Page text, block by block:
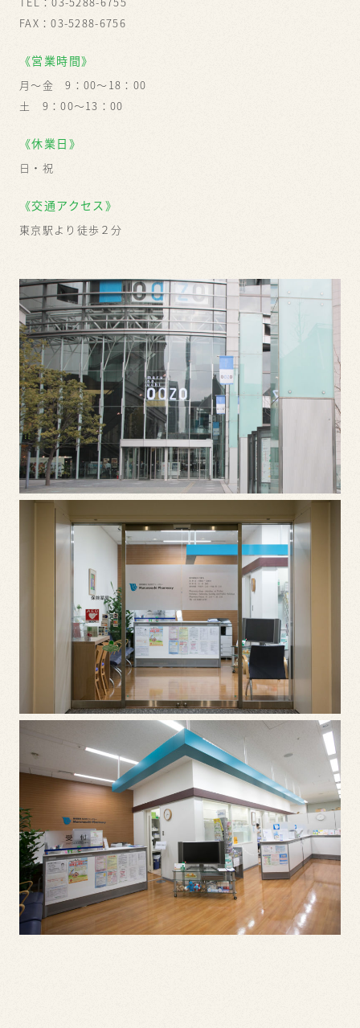
FAX：03-5288-6756
《営業時間》
月〜金 9：00～18：00
土 9：00～13：00
《休業日》
日・祝
《交通アクセス》
東京駅より徒歩２分